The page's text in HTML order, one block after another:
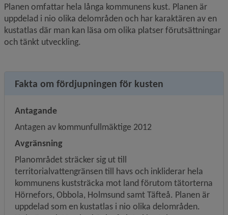
Planen omfattar hela långa kommunens kust. Planen är
uppdelad i nio olika delområden och har karaktären av en
kustatlas där man kan läsa om olika platser förutsättningar
och tänkt utveckling.
Fakta om fördjupningen för kusten
Antagande
Antagen av kommunfullmäktige 2012
Avgränsning
Planområdet sträcker sig ut till
territorialvattengränsen till havs och inkliderar hela
kommunens kuststräcka mot land förutom tätorterna
Hörnefors, Obbola, Holmsund samt Täfteå. Planen är
uppdelad som en kustatlas i nio olika delområden.